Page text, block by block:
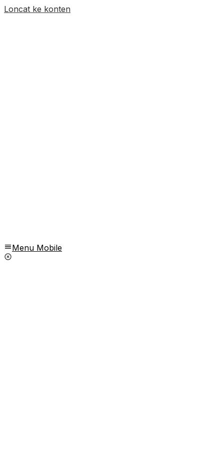
Loncat ke konten
Menu Mobile